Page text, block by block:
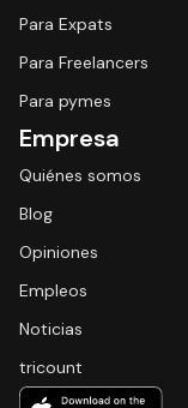
Para Expats
Para Freelancers
Para pymes
Empresa
Quiénes somos
Blog
Opiniones
Empleos
Noticias
tricount